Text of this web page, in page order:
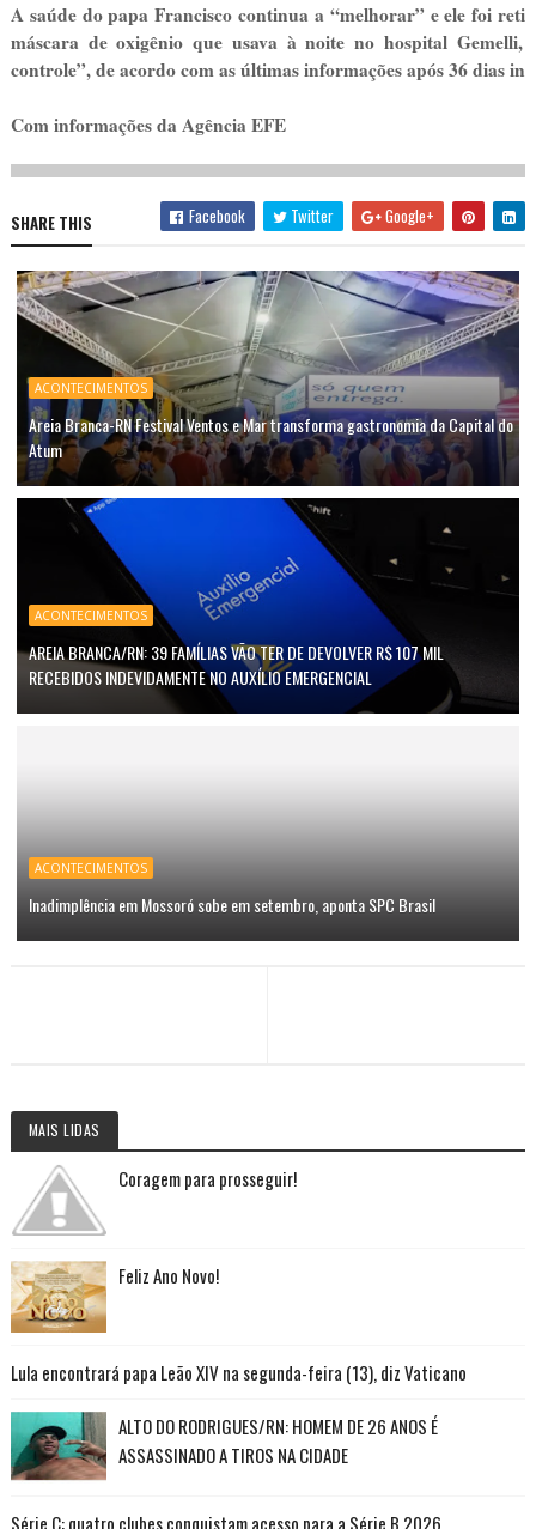
A saúde do papa Francisco continua a “melhorar” e ele foi
máscara de oxigênio que usava à noite no hospital Gemelli,
controle”, de acordo com as últimas informações após 36 dias
Com informações da Agência EFE
SHARE THIS Facebook Twitter Google+
ACONTECIMENTOS
Areia Branca-RN Festival Ventos e Mar transforma gastronomia da Capital do
Atum
ACONTECIMENTOS
AREIA BRANCA/RN: 39 FAMÍLIAS VÃO TER DE DEVOLVER R$ 107 MIL
RECEBIDOS INDEVIDAMENTE NO AUXÍLIO EMERGENCIAL
ACONTECIMENTOS
Inadimplência em Mossoró sobe em setembro, aponta SPC Brasil
MAIS LIDAS
Coragem para prosseguir!
Feliz Ano Novo!
Lula encontrará papa Leão XIV na segunda-feira (13), diz Vaticano
ALTO DO RODRIGUES/RN: HOMEM DE 26 ANOS É
ASSASSINADO A TIROS NA CIDADE
Série C: quatro clubes conquistam acesso para a Série B 2026